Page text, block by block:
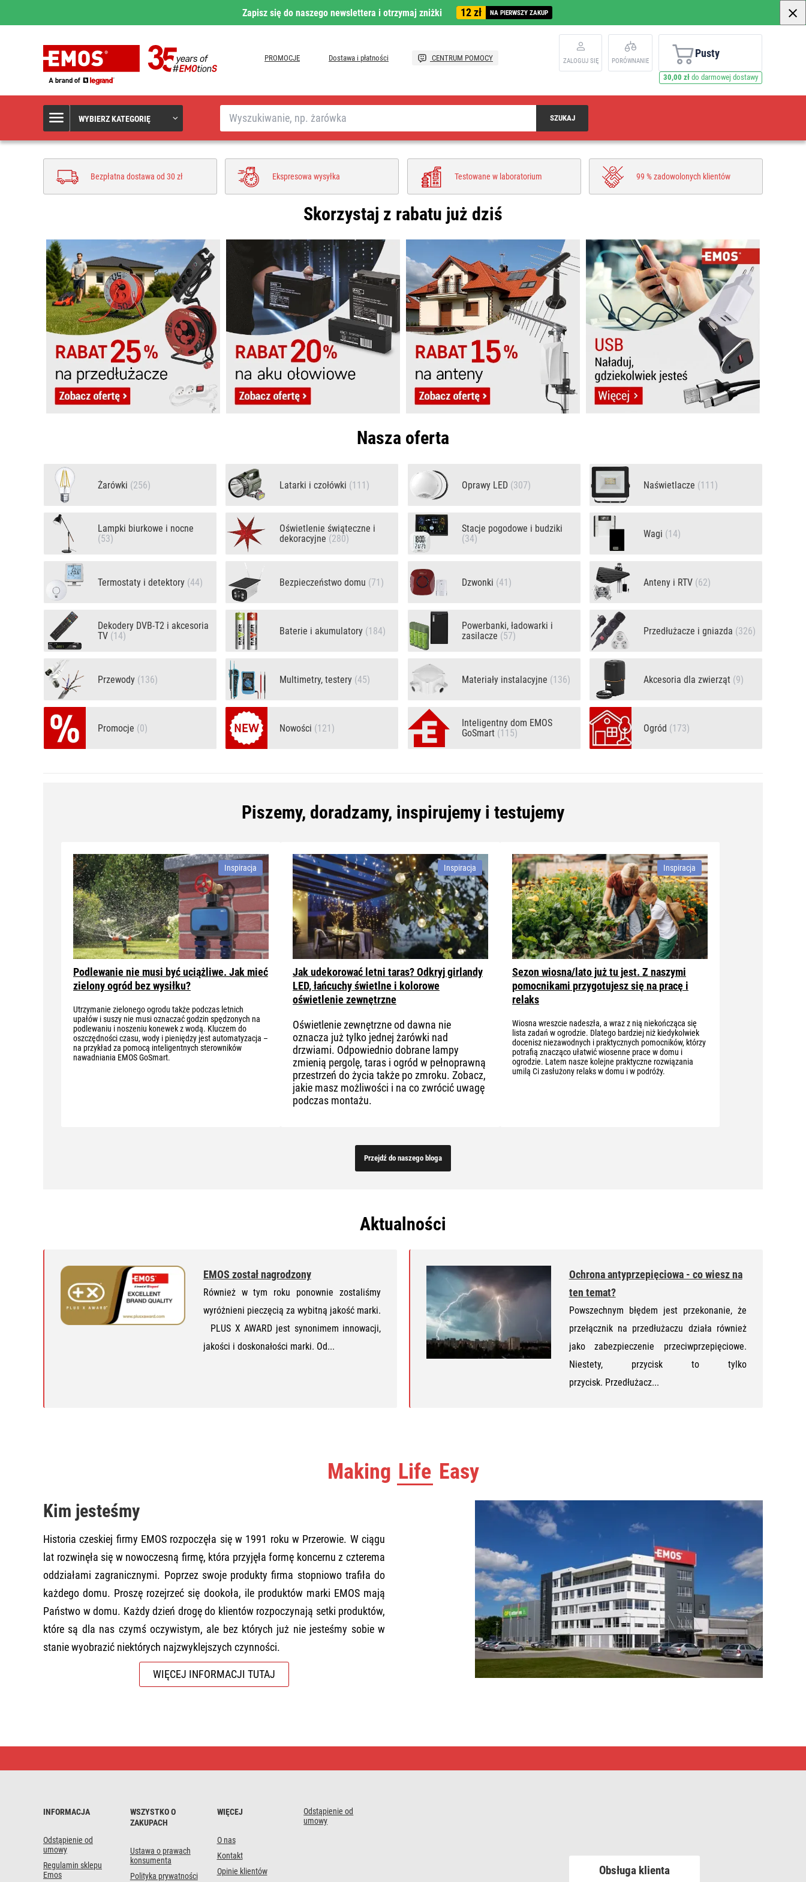
Zapisz się do naszego newslettera i otrzymaj zniżki 12 zł NA PIERWSZY ZAKUP
PROMOCJE Dostawa i płatności CENTRUM POMOCY ZALOGUJ SIĘ PORÓWNANIE
Pusty
30,00 złdo darmowej dostawy
WYBIERZ KATEGORIĘ
Szukaj
SZUKAJ
Bezpłatna dostawa od 30 zł Ekspresowa wysyłka Testowane w laboratorium 99 % zadowolonych klientów
Skorzystaj z rabatu już dziś
Nasza oferta
Żarówki (256) Latarki i czołówki (111) Oprawy LED (307) Naświetlacze (111)
Lampki biurkowe i nocne
(53)
Oświetlenie świąteczne i
dekoracyjne (280)
Stacje pogodowe i budziki
(34)
Wagi (14)
Termostaty i detektory (44) Bezpieczeństwo domu (71) Dzwonki (41) Anteny i RTV (62)
Dekodery DVB-T2 i akcesoria
TV (14) Baterie i akumulatory (184)
Powerbanki, ładowarki i
zasilacze (57) Przedłużacze i gniazda (326)
Przewody (136) Multimetry, testery (45) Materiały instalacyjne (136) Akcesoria dla zwierząt (9)
Promocje (0) Nowości (121)
Inteligentny dom EMOS
GoSmart (115) Ogród (173)
Piszemy, doradzamy, inspirujemy i testujemy
Inspiracja
Podlewanie nie musi być uciążliwe. Jak mieć
zielony ogród bez wysiłku?
Utrzymanie zielonego ogrodu także podczas letnich
upałów i suszy nie musi oznaczać godzin spędzonych na
podlewaniu i noszeniu konewek z wodą. Kluczem do
oszczędności czasu, wody i pieniędzy jest automatyzacja –
na przykład za pomocą inteligentnych sterowników
nawadniania EMOS GoSmart.
Inspiracja
Jak udekorować letni taras? Odkryj girlandy
LED, łańcuchy świetlne i kolorowe
oświetlenie zewnętrzne
Oświetlenie zewnętrzne od dawna nie
oznacza już tylko jednej żarówki nad
drzwiami. Odpowiednio dobrane lampy
zmienią pergolę, taras i ogród w pełnoprawną
przestrzeń do życia także po zmroku. Zobacz,
jakie masz możliwości i na co zwrócić uwagę
podczas montażu.
Inspiracja
Sezon wiosna/lato już tu jest. Z naszymi
pomocnikami przygotujesz się na pracę i
relaks
Wiosna wreszcie nadeszła, a wraz z nią niekończąca się
lista zadań w ogrodzie. Dlatego bardziej niż kiedykolwiek
docenisz niezawodnych i praktycznych pomocników, którzy
potrafią znacząco ułatwić wiosenne prace w domu i
ogrodzie. Latem nasze kolejne praktyczne rozwiązania
umilą Ci zasłużony relaks w domu i w podróży.
Przejdź do naszego bloga
Aktualności
EMOS został nagrodzony
Również w tym roku ponownie zostaliśmy
wyróżnieni pieczęcią za wybitną jakość marki.
PLUS X AWARD jest synonimem innowacji,
jakości i doskonałości marki. Od...
Ochrona antyprzepięciowa - co wiesz na
ten temat?
Powszechnym błędem jest przekonanie, że
przełącznik na przedłużaczu działa również
jako zabezpieczenie przeciwprzepięciowe.
Niestety, przycisk to tylko
przycisk. Przedłużacz...
Making Life Easy
Kim jesteśmy
Historia czeskiej firmy EMOS rozpoczęła się w 1991 roku w Przerowie. W ciągu
lat rozwinęła się w nowoczesną firmę, która przyjęła formę koncernu z czterema
oddziałami zagranicznymi. Poprzez swoje produkty firma stopniowo trafiła do
każdego domu. Proszę rozejrzeć się dookoła, ile produktów marki EMOS mają
Państwo w domu. Każdy dzień drogę do klientów rozpoczynają setki produktów,
które są dla nas czymś oczywistym, ale bez których już nie jesteśmy sobie w
stanie wyobrazić niektórych najzwyklejszych czynności.
WIĘCEJ INFORMACJI TUTAJ
internetowy
INFORMACJA
Odstąpienie od
umowy
Regulamin sklepu
Emos
WSZYSTKO O
ZAKUPACH
Ustawa o prawach
konsumenta
Polityka prywatności
WIĘCEJ
O nas
Kontakt
Opinie klientów
Odstąpienie od
umowy
Obsługa klienta